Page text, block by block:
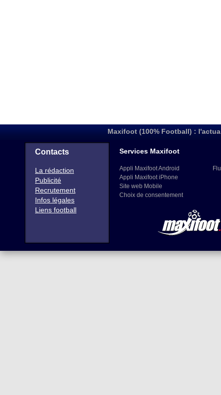
Maxifoot (100% Football) :
Contacts
La rédaction
Publicité
Recrutement
Infos légales
Liens football
Services Maxifoot
Appli Maxifoot Android
Appli Maxifoot iPhone
Site web Mobile
Choix de consentement